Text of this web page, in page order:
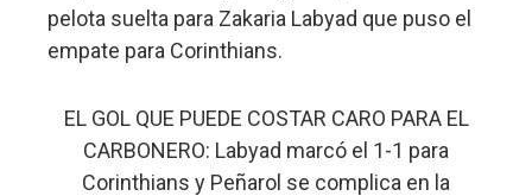
pelota suelta para Zakaria Labyad que puso el
empate para Corinthians.
EL GOL QUE PUEDE COSTAR CARO PARA EL
CARBONERO: Labyad marcó el 1-1 para
Corinthians y Peñarol se complica en la